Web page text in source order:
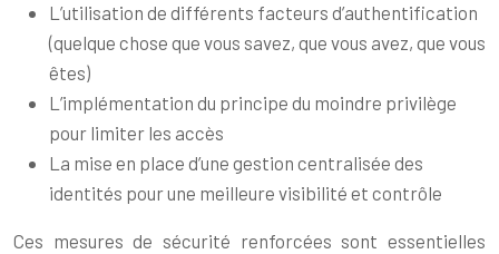
L’utilisation de différents facteurs d’authentification
(quelque chose que vous savez, que vous avez, que vous
êtes)
L’implémentation du principe du moindre privilège
pour limiter les accès
La mise en place d’une gestion centralisée des
identités pour une meilleure visibilité et contrôle
Ces mesures de sécurité renforcées sont essentielles